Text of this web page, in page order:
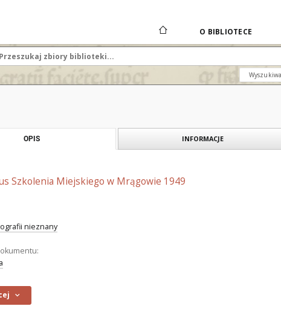
O BIBLIOTECE
OPIS INFORMACJE
Szkolenia Miejskiego w Mrągowie 1949
nieznany